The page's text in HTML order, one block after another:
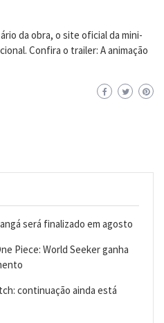
da obra, o site oficial da mini-
Confira o trailer: A animação
será finalizado em agosto
Piece: World Seeker ganha
continuação ainda está